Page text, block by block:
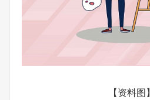
【资料图】